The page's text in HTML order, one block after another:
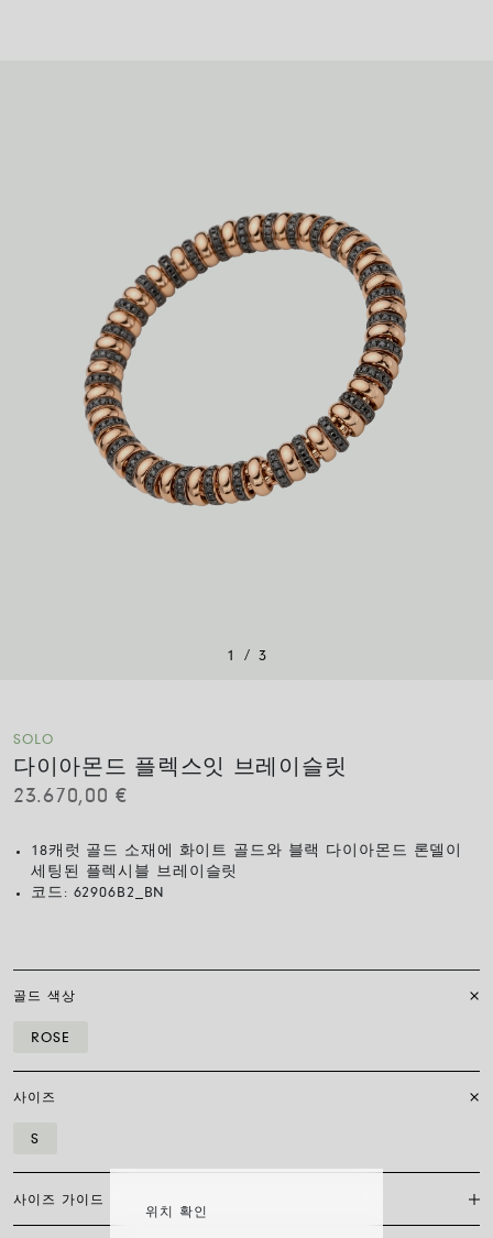
위치 확인
1 / 3
SOLO
다이아몬드 플렉스잇 브레이슬릿
23.670,00 €
18캐럿 골드 소재에 화이트 골드와 블랙 다이아몬드 론델이
세팅된 플렉시블 브레이슬릿
코드: 62906B2_BN
골드 색상
ROSE
사이즈
S
사이즈 가이드